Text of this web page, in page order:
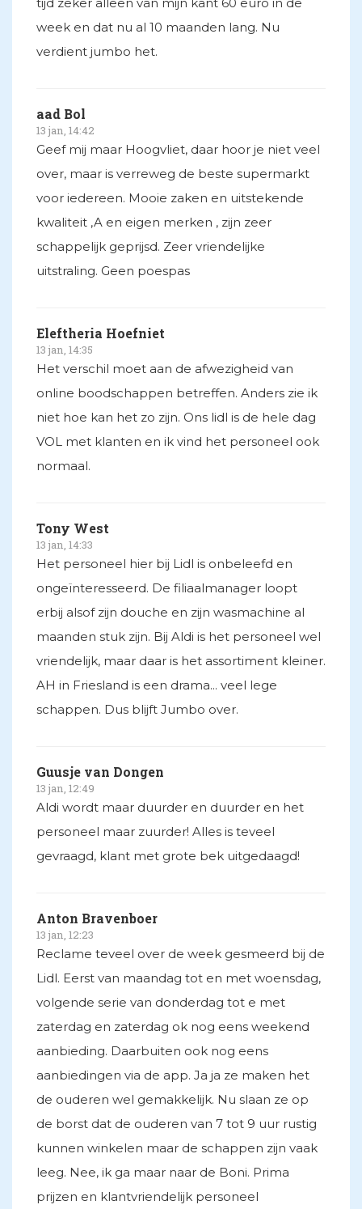
tijd zeker alleen van mijn kant 60 euro in de
week en dat nu al 10 maanden lang. Nu
verdient jumbo het.
aad Bol
13 jan, 14:42
Geef mij maar Hoogvliet, daar hoor je niet veel
over, maar is verreweg de beste supermarkt
voor iedereen. Mooie zaken en uitstekende
kwaliteit ,A en eigen merken , zijn zeer
schappelijk geprijsd. Zeer vriendelijke
uitstraling. Geen poespas
Eleftheria Hoefniet
13 jan, 14:35
Het verschil moet aan de afwezigheid van
online boodschappen betreffen. Anders zie ik
niet hoe kan het zo zijn. Ons lidl is de hele dag
VOL met klanten en ik vind het personeel ook
normaal.
Tony West
13 jan, 14:33
Het personeel hier bij Lidl is onbeleefd en
ongeïnteresseerd. De filiaalmanager loopt
erbij alsof zijn douche en zijn wasmachine al
maanden stuk zijn. Bij Aldi is het personeel wel
vriendelijk, maar daar is het assortiment kleiner.
AH in Friesland is een drama... veel lege
schappen. Dus blijft Jumbo over.
Guusje van Dongen
13 jan, 12:49
Aldi wordt maar duurder en duurder en het
personeel maar zuurder! Alles is teveel
gevraagd, klant met grote bek uitgedaagd!
Anton Bravenboer
13 jan, 12:23
Reclame teveel over de week gesmeerd bij de
Lidl. Eerst van maandag tot en met woensdag,
volgende serie van donderdag tot e met
zaterdag en zaterdag ok nog eens weekend
aanbieding. Daarbuiten ook nog eens
aanbiedingen via de app. Ja ja ze maken het
de ouderen wel gemakkelijk. Nu slaan ze op
de borst dat de ouderen van 7 tot 9 uur rustig
kunnen winkelen maar de schappen zijn vaak
leeg. Nee, ik ga maar naar de Boni. Prima
prijzen en klantvriendelijk personeel